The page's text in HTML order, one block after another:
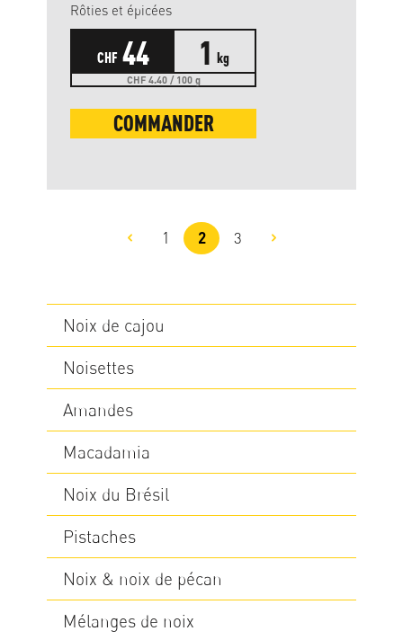
Rôties et épicées
CHF 44 1 kg
CHF 4.40 / 100 g
COMMANDER
Page
1
Page
2
Page
3
Noix de cajou
Noisettes
Amandes
Macadamia
Noix du Brésil
Pistaches
Noix & noix de pécan
Mélanges de noix